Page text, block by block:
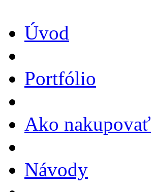
Úvod
Portfólio
Ako nakupovať
Návody